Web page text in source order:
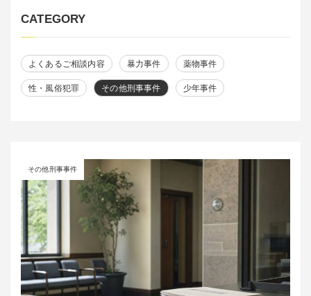
CATEGORY
よくあるご相談内容 暴力事件 薬物事件
性・風俗犯罪 その他刑事事件 少年事件
その他刑事事件